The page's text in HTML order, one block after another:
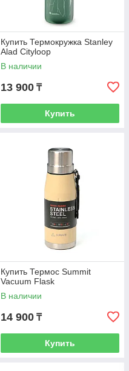
Купить Термокружка Stanley
Alad Cityloop
В наличии
13 900 ₸
Купить
Купить Термос Summit
Vacuum Flask
В наличии
14 900 ₸
Купить